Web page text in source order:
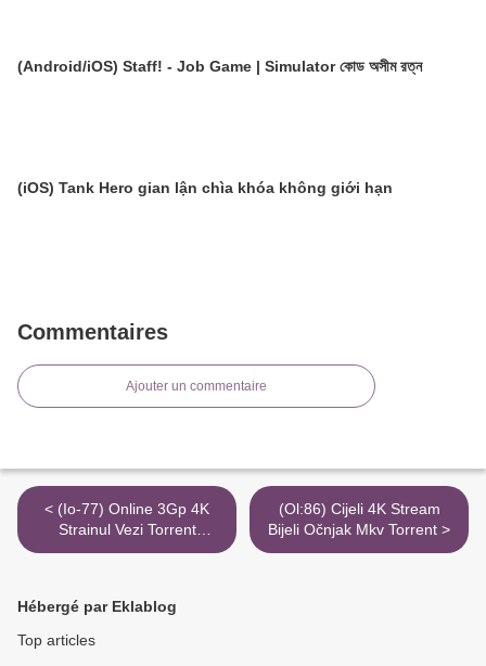
(Android/iOS) Staff! - Job Game | Simulator কোড অসীম রত্ন
(iOS) Tank Hero gian lận chìa khóa không giới hạn
Commentaires
Ajouter un commentaire
< (Io-77) Online 3Gp 4K
Strainul Vezi Torrent
Magnet Divx Filme
(Ol:86) Cijeli 4K Stream
Bijeli Očnjak Mkv Torrent >
Hébergé par Eklablog
Top articles